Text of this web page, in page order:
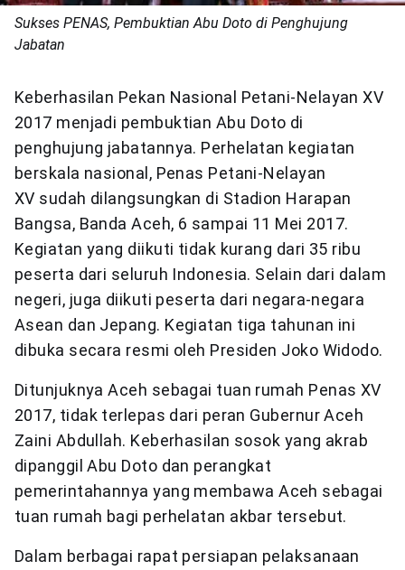
Sukses PENAS, Pembuktian Abu Doto di Penghujung
Jabatan
Keberhasilan Pekan Nasional Petani-Nelayan XV
2017 menjadi pembuktian Abu Doto di
penghujung jabatannya. Perhelatan kegiatan
berskala nasional, Penas Petani-Nelayan
XV sudah dilangsungkan di Stadion Harapan
Bangsa, Banda Aceh, 6 sampai 11 Mei 2017.
Kegiatan yang diikuti tidak kurang dari 35 ribu
peserta dari seluruh Indonesia. Selain dari dalam
negeri, juga diikuti peserta dari negara-negara
Asean dan Jepang. Kegiatan tiga tahunan ini
dibuka secara resmi oleh Presiden Joko Widodo.
Ditunjuknya Aceh sebagai tuan rumah Penas XV
2017, tidak terlepas dari peran Gubernur Aceh
Zaini Abdullah. Keberhasilan sosok yang akrab
dipanggil Abu Doto dan perangkat
pemerintahannya yang membawa Aceh sebagai
tuan rumah bagi perhelatan akbar tersebut.
Dalam berbagai rapat persiapan pelaksanaan